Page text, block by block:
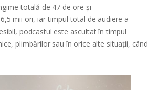
totală de 47 de ore și
mii ori, iar timpul total de audiere a
podcastul este ascultat în timpul
plimbărilor sau în orice alte situații, când